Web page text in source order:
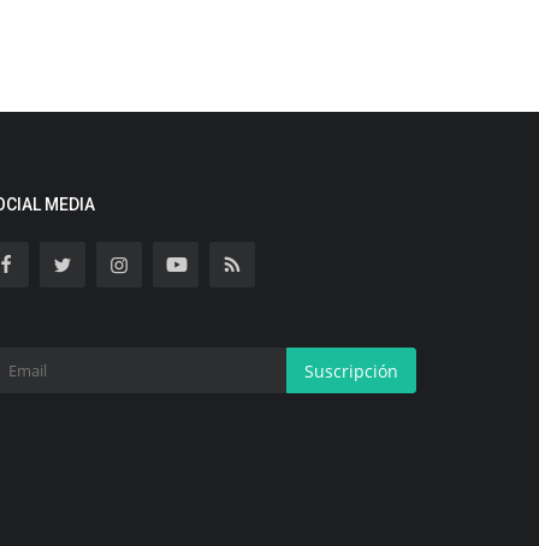
MEDIA
Suscripción